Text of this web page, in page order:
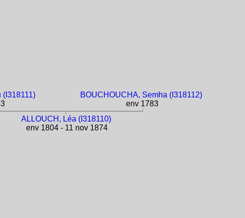
(I318111)
BOUCHOUCHA, Semha (I318112)
env 1783
ALLOUCH, Léa (I318110)
env 1804 - 11 nov 1874